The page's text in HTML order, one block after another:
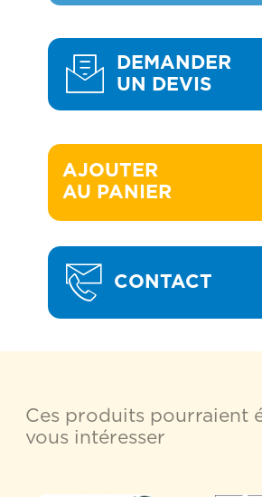
DEMANDER
UN DEVIS
AJOUTER
AU PANIER
CONTACT
Ces produits pourraient
vous intéresser